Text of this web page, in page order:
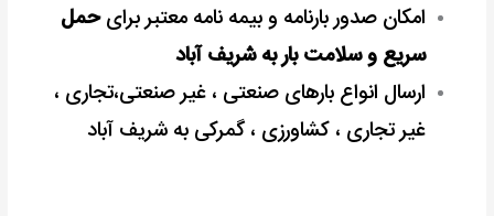
امکان صدور بارنامه و بیمه نامه معتبر برایحمل
سریع و سلامت بار به شریف آباد
ارسال انواع بارهای صنعتی ، غیر صنعتی،تجاری ،
غیر تجاری ، کشاورزی ، گمرکی به شریف آباد